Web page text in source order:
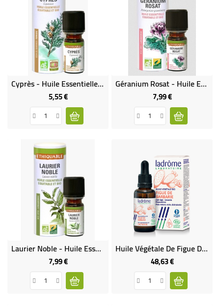
Cyprès - Huile Essentielle Bio & Équitable
5,55 €Prix
Géranium Rosat - Huile Essentielle Bio & Équitable
7,99 €Prix
Laurier Noble - Huile Essentielle Bio & Équitable
7,99 €Prix
Huile Végétale De Figue De Barbarie Bio
48,63 €Prix